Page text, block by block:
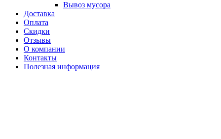
Вывоз мусора
Доставка
Оплата
Скидки
Отзывы
О компании
Контакты
Полезная информация